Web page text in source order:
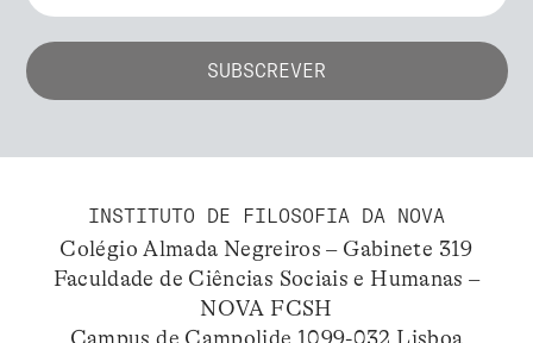
INSTITUTO DE FILOSOFIA DA NOVA
Colégio Almada Negreiros – Gabinete 319
Faculdade de Ciências Sociais e Humanas –
NOVA FCSH
Campus de Campolide 1099-032 Lisboa